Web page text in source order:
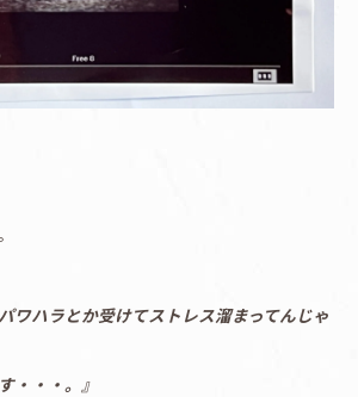
パワハラとか受けてストレス溜まってんじゃ
・・・。』